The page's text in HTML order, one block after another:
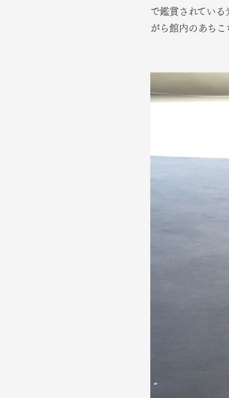
で鑑賞されてい
がら館内のあちこ